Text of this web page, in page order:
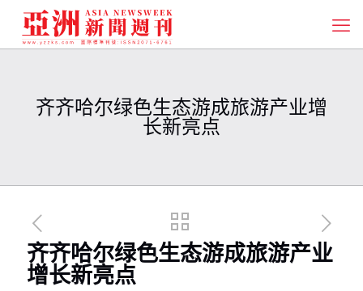
齐齐哈尔绿色生态游成旅游产业增
长新亮点
齐齐哈尔绿色生态游成旅游产业
增长新亮点